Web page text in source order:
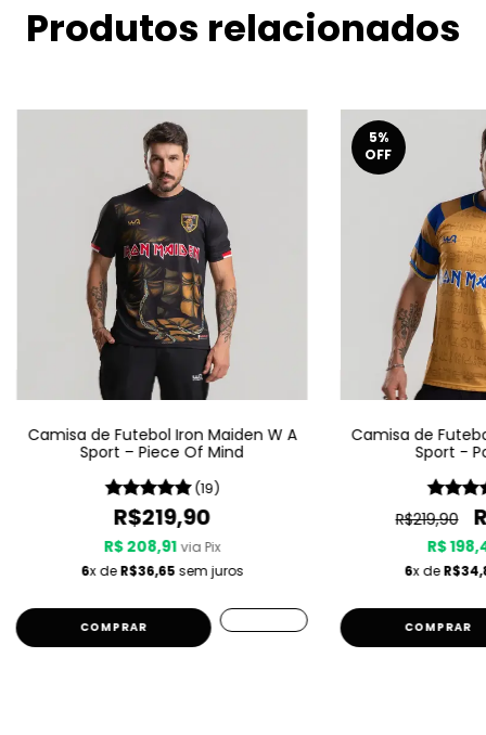
Produtos relacionados
Camisa de Futebol Iron Maiden W A
Sport – Piece Of Mind
(19)
R$219,90
R$ 208,91 via Pix
6x deR$36,65 sem juros
COMPRAR
5%
OFF
Camisa de
Sport -
R$219,90
R$
6x de
COMPRAR